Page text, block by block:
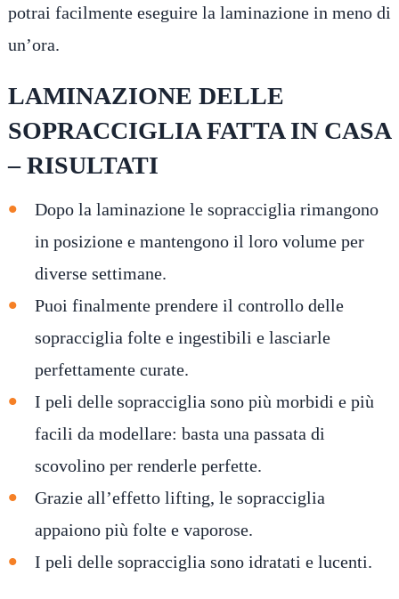
potrai facilmente eseguire la laminazione in meno di
un’ora.
LAMINAZIONE DELLE
SOPRACCIGLIA FATTA IN CASA
– RISULTATI
Dopo la laminazione le sopracciglia rimangono
in posizione e mantengono il loro volume per
diverse settimane.
Puoi finalmente prendere il controllo delle
sopracciglia folte e ingestibili e lasciarle
perfettamente curate.
I peli delle sopracciglia sono più morbidi e più
facili da modellare: basta una passata di
scovolino per renderle perfette.
Grazie all’effetto lifting, le sopracciglia
appaiono più folte e vaporose.
I peli delle sopracciglia sono idratati e lucenti.